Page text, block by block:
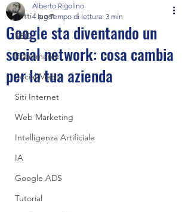
Tutti i post
SEO
Ecommerce
Social Media
Siti Internet
Web Marketing
Intelligenza Artificiale
IA
Google ADS
Tutorial
Google sta diventando un
social network: cosa cambia
per la tua azienda
Alberto Rigolino
4 lug Tempo di lettura: 3 min